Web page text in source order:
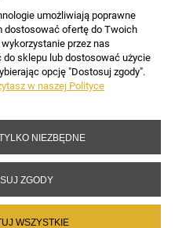
Sakramento.pl
umożliwiają poprawne
dostosować ofertę do Twoich
przez nas
sklepu lub dostosować użycie
opcję "Dostosuj zgody".
w naszej Polityce
NIEZBĘDNE
ZGODY
WSZYSTKIE